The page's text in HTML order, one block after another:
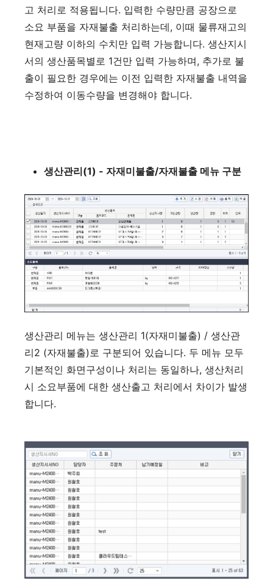
고 처리로 적용됩니다. 입력한 수량만큼 공장으로
소요 부품을 자재불출 처리하는데, 이때 물류재고의
현재고량 이하의 수치만 입력 가능합니다. 생산지시
서의 생산품목별로 1건만 입력 가능하며, 추가로 불
출이 필요한 경우에는 이전 입력한 자재불출 내역을
수정하여 이동수량을 변경해야 합니다.
생산관리(1) - 자재미불출/자재불출 메뉴 구분
생산관리 메뉴는 생산관리 1(자재미불출) / 생산관
리2 (자재불출)로 구분되어 있습니다. 두 메뉴 모두
기본적인 화면구성이나 처리는 동일하나, 생산처리
시 소요부품에 대한 생산출고 처리에서 차이가 발생
합니다.